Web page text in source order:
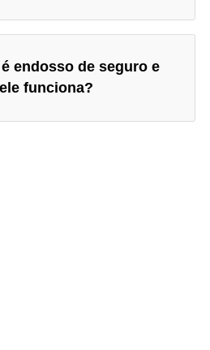
endosso de seguro e
funciona?